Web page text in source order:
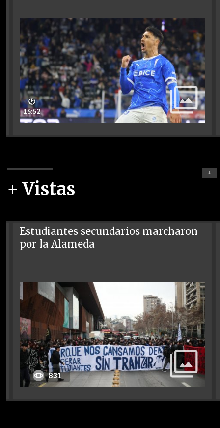
🕑
16:52
+ Vistas
+
Estudiantes secundarios marcharon
por la Alameda
831